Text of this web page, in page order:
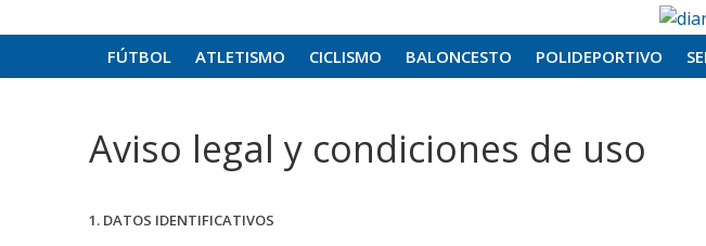
FÚTBOL ATLETISMO CICLISMO BALONCESTO POLIDEPORTIVO
Aviso legal y condiciones de uso
1. DATOS IDENTIFICATIVOS